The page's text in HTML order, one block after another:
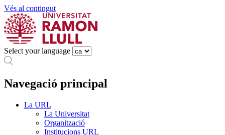
Vés al contingut
Select your language
Navegació principal
La URL
La Universitat
Organització
Institucions URL